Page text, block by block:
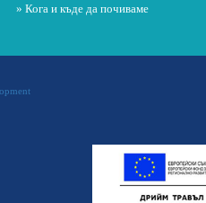
» Кога и къде да почиваме